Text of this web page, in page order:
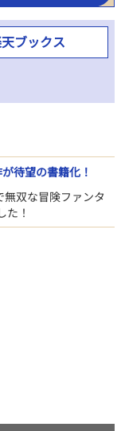
ブックス
待望の書籍化！
双な冒険ファンタ
た！